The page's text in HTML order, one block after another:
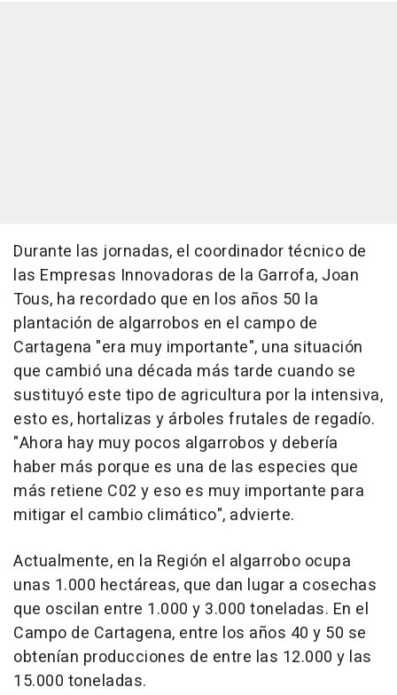
Durante las jornadas, el coordinador técnico de
las Empresas Innovadoras de la Garrofa, Joan
Tous, ha recordado que en los años 50 la
plantación de algarrobos en el campo de
Cartagena "era muy importante", una situación
que cambió una década más tarde cuando se
sustituyó este tipo de agricultura por la intensiva,
esto es, hortalizas y árboles frutales de regadío.
"Ahora hay muy pocos algarrobos y debería
haber más porque es una de las especies que
más retiene C02 y eso es muy importante para
mitigar el cambio climático", advierte.
Actualmente, en la Región el algarrobo ocupa
unas 1.000 hectáreas, que dan lugar a cosechas
que oscilan entre 1.000 y 3.000 toneladas. En el
Campo de Cartagena, entre los años 40 y 50 se
obtenían producciones de entre las 12.000 y las
15.000 toneladas.